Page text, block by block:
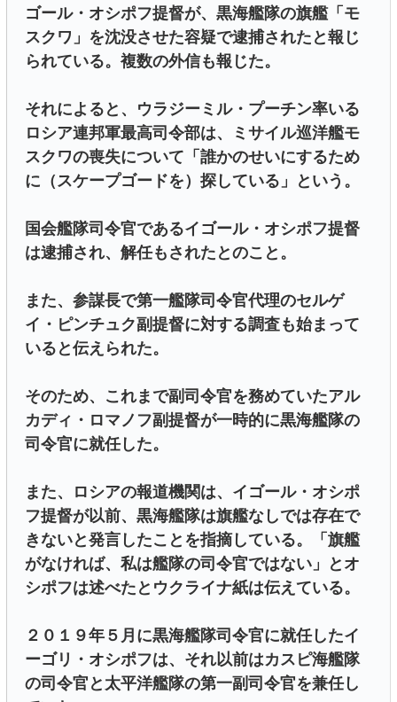
ゴール・オシポフ提督が、黒海艦隊の旗艦「モ
スクワ」を沈没させた容疑で逮捕されたと報じ
られている。複数の外信も報じた。
それによると、ウラジーミル・プーチン率いる
ロシア連邦軍最高司令部は、ミサイル巡洋艦モ
スクワの喪失について「誰かのせいにするため
に（スケープゴードを）探している」という。
国会艦隊司令官であるイゴール・オシポフ提督
は逮捕され、解任もされたとのこと。
また、参謀長で第一艦隊司令官代理のセルゲ
イ・ピンチュク副提督に対する調査も始まって
いると伝えられた。
そのため、これまで副司令官を務めていたアル
カディ・ロマノフ副提督が一時的に黒海艦隊の
司令官に就任した。
また、ロシアの報道機関は、イゴール・オシポ
フ提督が以前、黒海艦隊は旗艦なしでは存在で
きないと発言したことを指摘している。「旗艦
がなければ、私は艦隊の司令官ではない」とオ
シポフは述べたとウクライナ紙は伝えている。
２０１９年５月に黒海艦隊司令官に就任したイ
ーゴリ・オシポフは、それ以前はカスピ海艦隊
の司令官と太平洋艦隊の第一副司令官を兼任し